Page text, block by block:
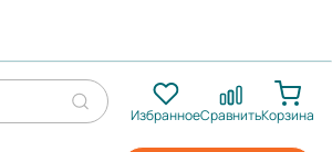
ИзбранноеСравнитьКорзина